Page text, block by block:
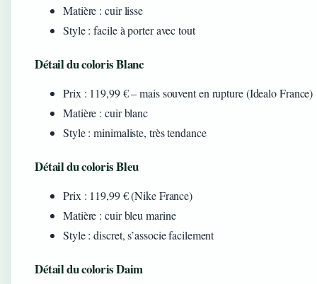
Matière : cuir lisse
Style : facile à porter avec tout
Détail du coloris Blanc
Prix : 119,99 € – mais souvent en rupture (Idealo France)
Matière : cuir blanc
Style : minimaliste, très tendance
Détail du coloris Bleu
Prix : 119,99 € (Nike France)
Matière : cuir bleu marine
Style : discret, s’associe facilement
Détail du coloris Daim